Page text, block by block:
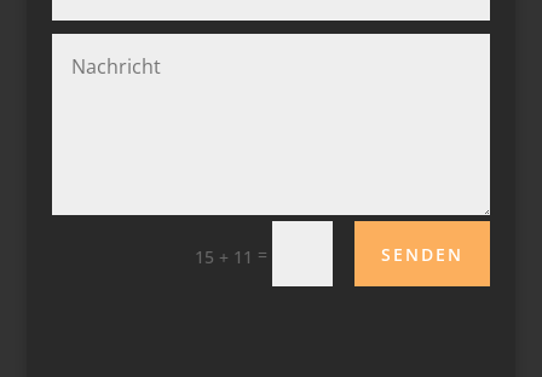
15 + 11 = SENDEN